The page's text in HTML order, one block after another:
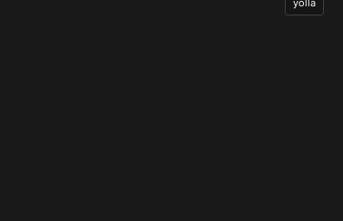
yolla